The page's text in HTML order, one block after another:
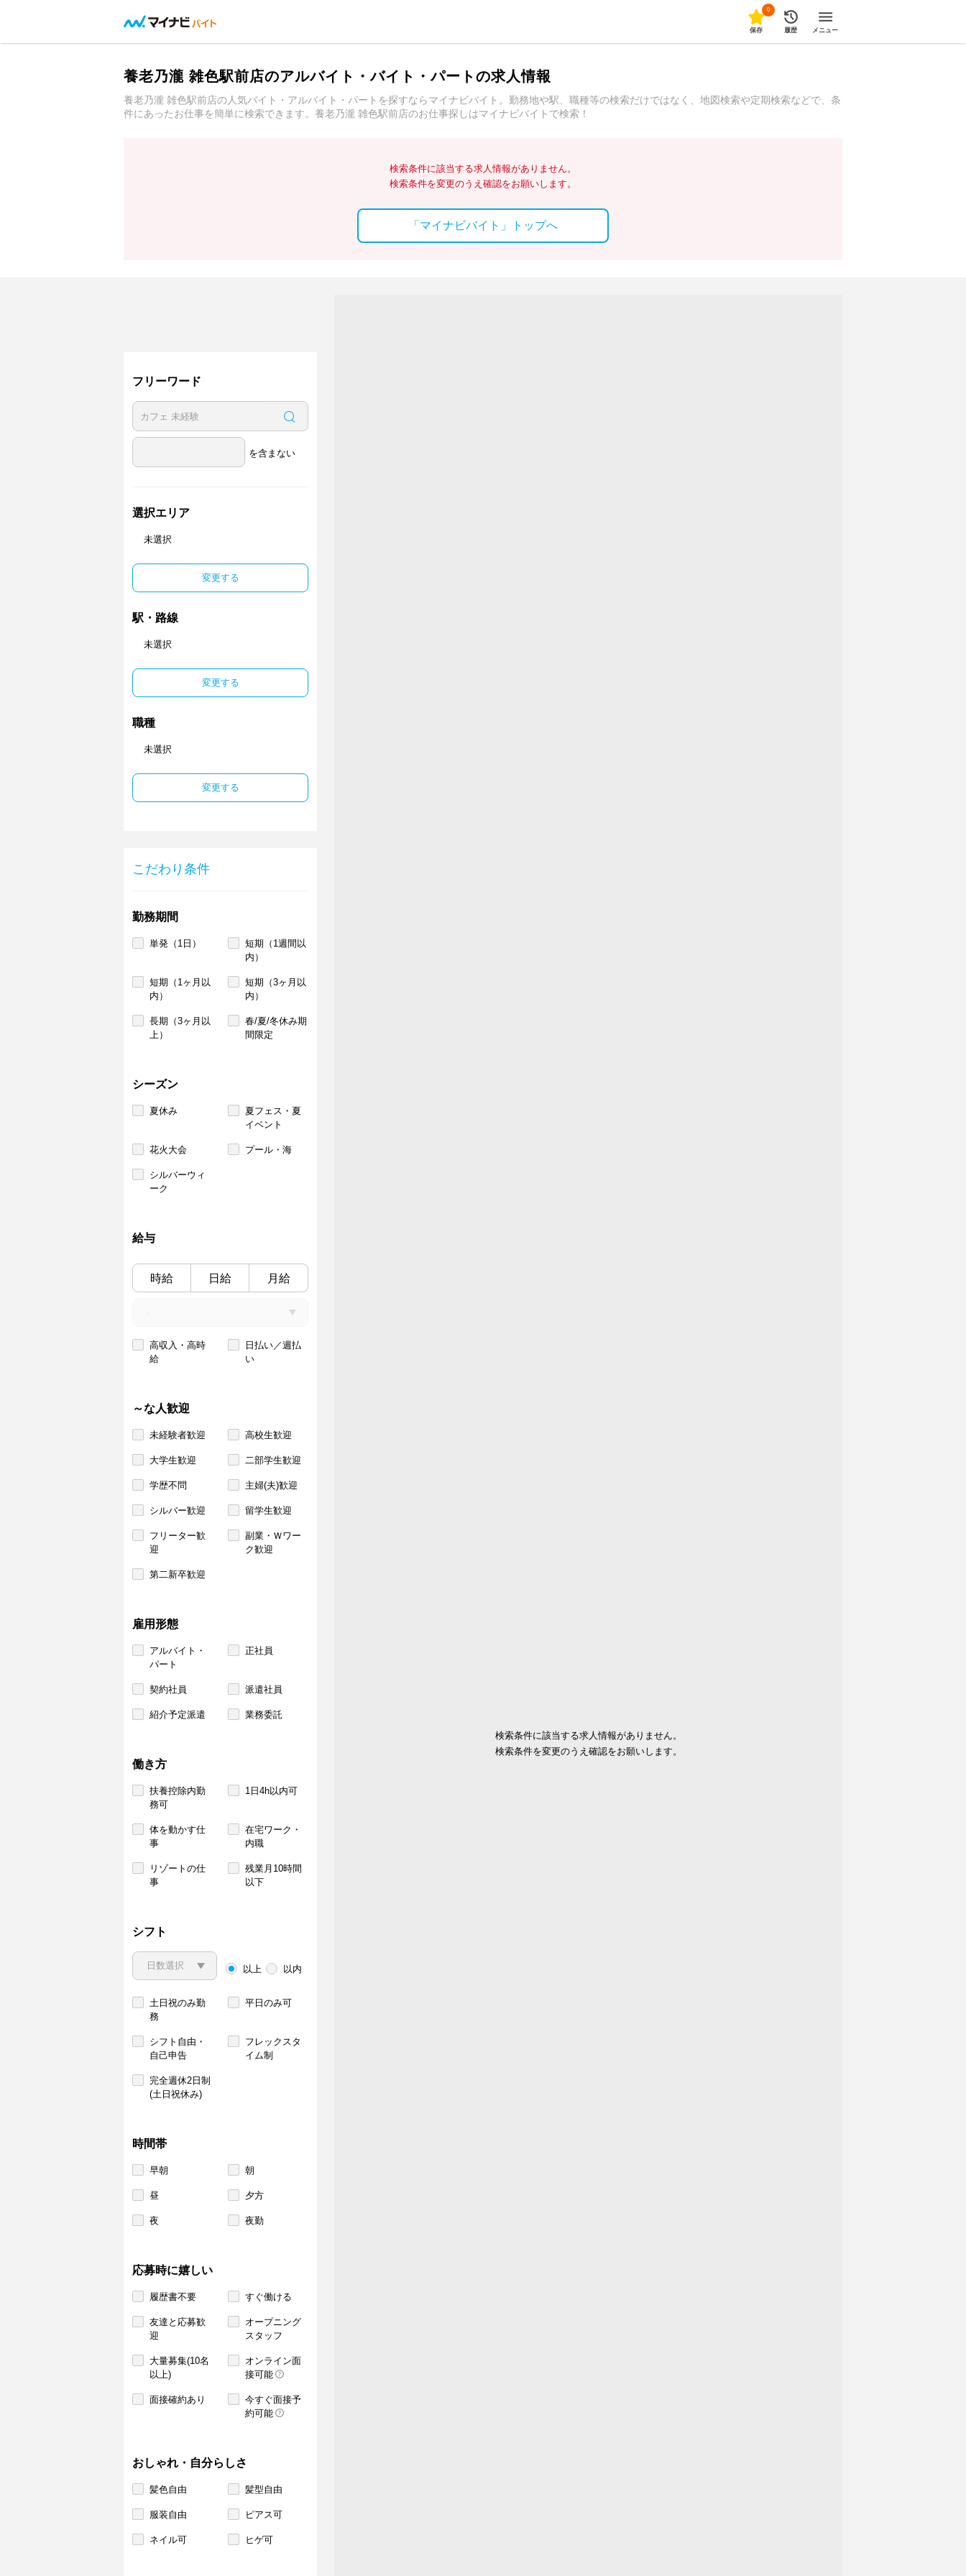
0
保存 履歴 メニュー
養老乃瀧 雑色駅前店のアルバイト・バイト・パートの求人情報
養老乃瀧 雑色駅前店の人気バイト・アルバイト・パートを探すならマイナビバイト。勤務地や駅、職種等の検索だけではなく、地図検索や定期検索などで、条
件にあったお仕事を簡単に検索できます。養老乃瀧 雑色駅前店のお仕事探しはマイナビバイトで検索！
検索条件に該当する求人情報がありません。
検索条件を変更のうえ確認をお願いします。
「マイナビバイト」トップへ
フリーワード
を含まない
選択エリア
未選択
変更する
駅・路線
未選択
変更する
職種
未選択
変更する
こだわり条件
勤務期間
単発（1日）
短期（1週間以
内）
短期（1ヶ月以
内）
短期（3ヶ月以
内）
長期（3ヶ月以
上）
春/夏/冬休み期
間限定
シーズン
夏休み
夏フェス・夏
イベント
花火大会 プール・海
シルバーウィ
ーク
給与
時給 日給 月給
高収入・高時
給
日払い／週払
い
～な人歓迎
未経験者歓迎 高校生歓迎
大学生歓迎 二部学生歓迎
学歴不問 主婦(夫)歓迎
シルバー歓迎 留学生歓迎
フリーター歓
迎
副業・Ｗワー
ク歓迎
第二新卒歓迎
雇用形態
アルバイト・
パート
正社員
契約社員 派遣社員
紹介予定派遣 業務委託
働き方
扶養控除内勤
務可
1日4h以内可
体を動かす仕
事
在宅ワーク・
内職
リゾートの仕
事
残業月10時間
以下
シフト
以上 以内
土日祝のみ勤
務
平日のみ可
シフト自由・
自己申告
フレックスタ
イム制
完全週休2日制
(土日祝休み)
時間帯
早朝 朝
昼 夕方
夜 夜勤
応募時に嬉しい
履歴書不要 すぐ働ける
友達と応募歓
迎
オープニング
スタッフ
大量募集(10名
以上)
オンライン面
接可能
面接確約あり
今すぐ面接予
約可能
おしゃれ・自分らしさ
髪色自由 髪型自由
服装自由 ピアス可
ネイル可 ヒゲ可
検索条件に該当する求人情報がありません。
検索条件を変更のうえ確認をお願いします。